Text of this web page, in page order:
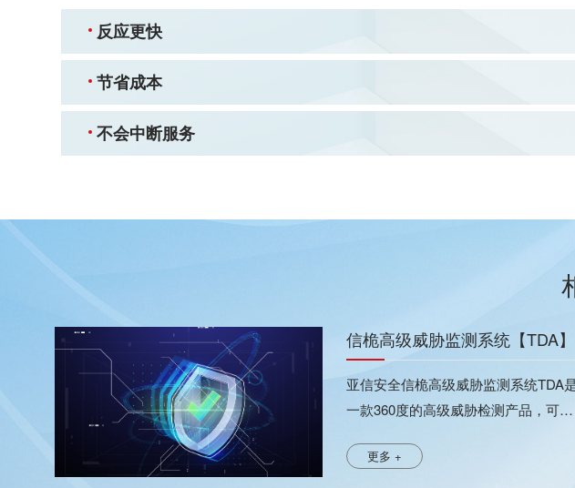
反应更快
节省成本
不会中断服务
信桅高级威胁监测系统【TDA】
亚信安全信桅高级威胁监测系统TDA
一款360度的高级威胁检测产品，可掌
与未知威胁。
更多 +